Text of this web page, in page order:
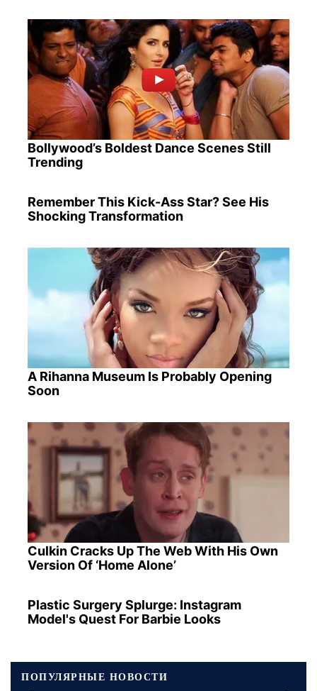
Bollywood’s Boldest Dance Scenes Still
Trending
Remember This Kick-Ass Star? See His
Shocking Transformation
A Rihanna Museum Is Probably Opening
Soon
Culkin Cracks Up The Web With His Own
Version Of ‘Home Alone’
Plastic Surgery Splurge: Instagram
Model's Quest For Barbie Looks
ПОПУЛЯРНЫЕ НОВОСТИ